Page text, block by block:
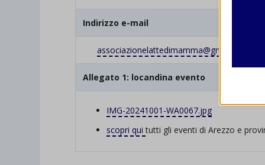
Indirizzo e-mail
associazionelattedimamma@gmail.com
Allegato 1: locandina evento
IMG-20241001-WA0067.jpg
scopri quitutti gli eventi di Arezzo ewp-
I
_ga_*
Altri